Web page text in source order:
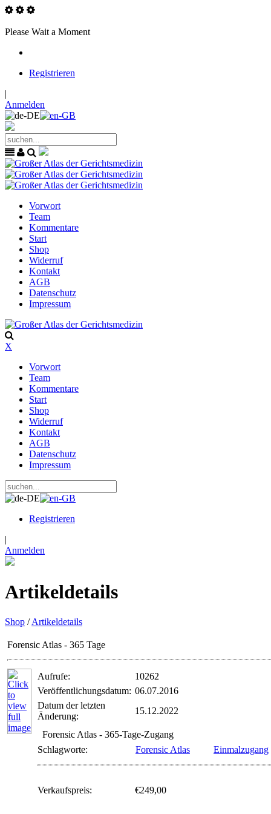
Please Wait a Moment
Registrieren
|
Anmelden
Vorwort
Team
Kommentare
Start
Shop
Widerruf
Kontakt
AGB
Datenschutz
Impressum
X
Vorwort
Team
Kommentare
Start
Shop
Widerruf
Kontakt
AGB
Datenschutz
Impressum
Registrieren
|
Anmelden
Artikeldetails
Shop /Artikeldetails
Forensic Atlas - 365 Tage
Aufrufe:
10262
Veröffentlichungsdatum: 06.07.2016
Datum der letzten
Änderung:
15.12.2022
Forensic Atlas - 365-Tage-Zugang
Schlagworte:
Forensic Atlas Einmalzugang
Verkaufspreis: €249,00